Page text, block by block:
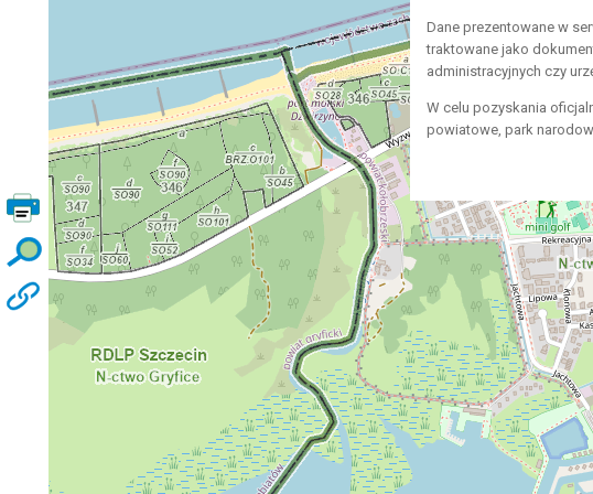
Dane prezentowane w
traktowane jako
administracyjnych czy
W celu pozyskania
powiatowe, park